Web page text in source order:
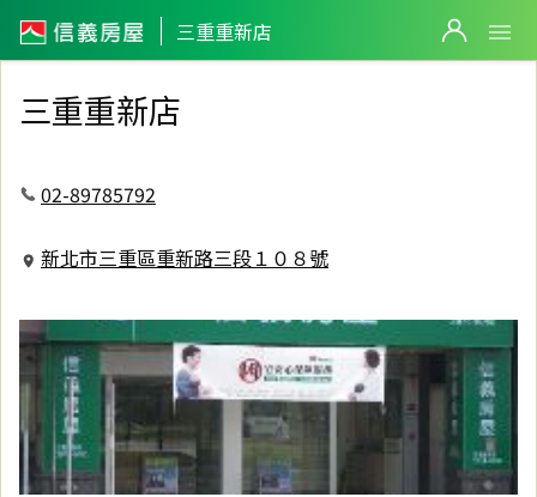
三重重新店
信義房屋三重重新店
三重重新店
02-89785792
新北市三重區重新路三段１０８號